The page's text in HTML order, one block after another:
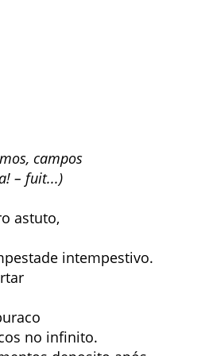
campos
– fuit...)
astuto,
intempestivo.
no infinito.